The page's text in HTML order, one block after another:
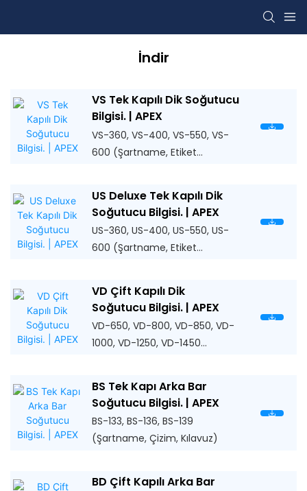
İndir
VS Tek Kapılı Dik Soğutucu
Bilgisi. | APEX
VS-360, VS-400, VS-550, VS-
600 (Şartname, Etiket
US Deluxe Tek Kapılı Dik
Soğutucu Bilgisi. | APEX
US-360, US-400, US-550, US-
600 (Şartname, Etiket
VD Çift Kapılı Dik
Soğutucu Bilgisi. | APEX
VD-650, VD-800, VD-850, VD-
1000, VD-1250, VD-1450
BS Tek Kapı Arka Bar
Soğutucu Bilgisi. | APEX
BS-133, BS-136, BS-139
(Şartname, Çizim, Kılavuz)
BD Çift Kapılı Arka Bar